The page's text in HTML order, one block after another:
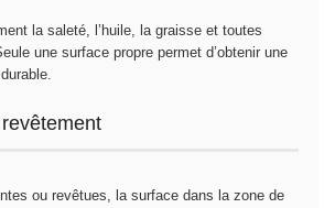
la saleté, l’huile, la graisse et toutes
une surface propre permet d’obtenir une
ou revêtues, la surface dans la zone de